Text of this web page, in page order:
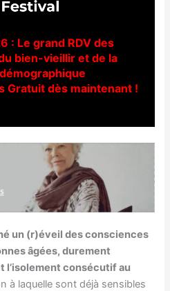
: Le grand RDV des
bien-vieillir et de la
Gratuit dès maintenant !
un (r)éveil des consciences
âgées, durement
l’isolement consécutif au
à laquelle sont déjà sensibles